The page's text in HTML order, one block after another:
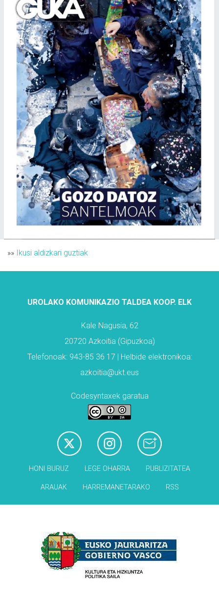
»» Ikusi aldizkari guztiak
UROLAKO KOMUNIKAZIO TALDEA KOOP. ELK
Kale Nagusia, 62
20720 Azkoitia (Gipuzkoa)
Telefonoak: 943-85 36 17 | Helbide elektronikoa:
azkoitia@ukt.eus
Codesyntaxek garatua
HONI BURUZ LEGE OHARRA PUBLIZITATEA
ARAUAK HARREMANETARAKO RSS